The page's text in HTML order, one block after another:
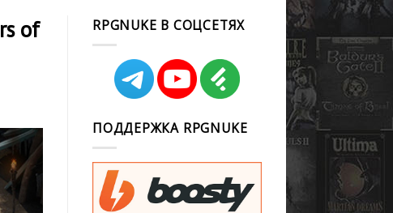
of
RPGNUKE В СОЦСЕТЯХ
ПОДДЕРЖКА RPGNUKE